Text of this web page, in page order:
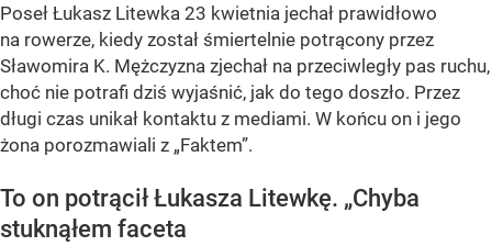
Poseł Łukasz Litewka 23 kwietnia jechał prawidłowo
na rowerze, kiedy został śmiertelnie potrącony przez
Sławomira K. Mężczyzna zjechał na przeciwległy pas ruchu,
choć nie potrafi dziś wyjaśnić, jak do tego doszło. Przez
długi czas unikał kontaktu z mediami. W końcu on i jego
żona porozmawiali z „Faktem”.
To on potrącił Łukasza Litewkę. „Chyba
stuknąłem faceta